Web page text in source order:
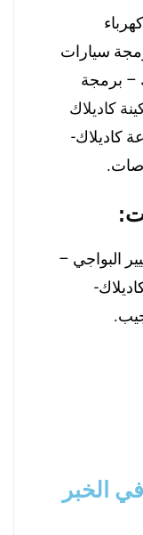
سيارات
– برمجة
كاديلاك
كاديلاك-
البواجي –
الخبر